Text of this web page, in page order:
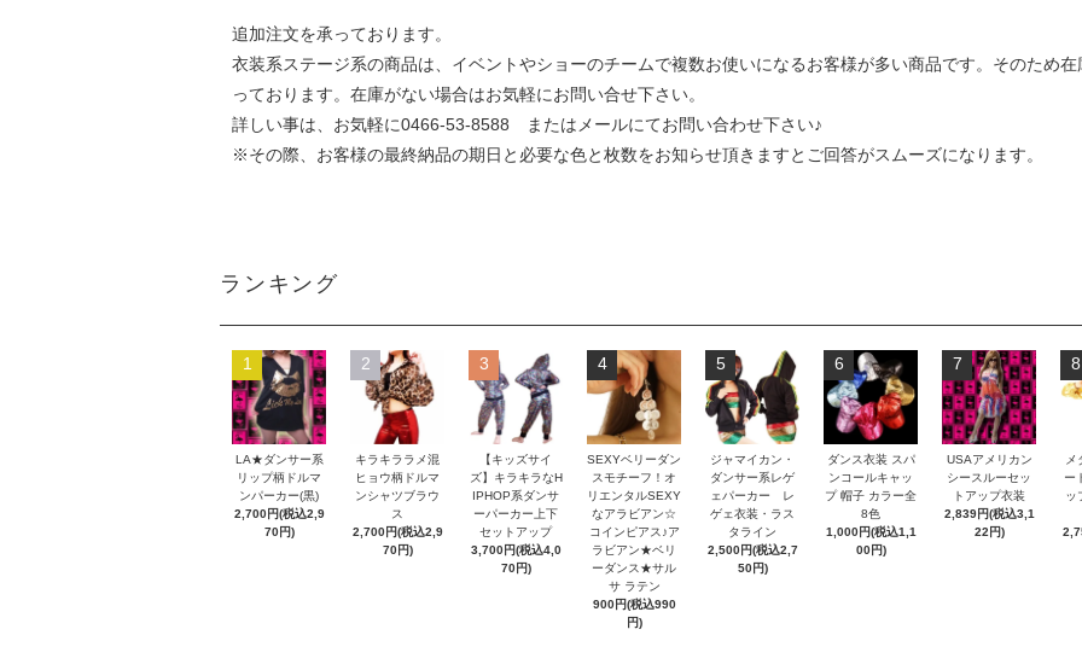
追加注文を承っております。
衣装系ステージ系の商品は、イベントやショーのチームで複数お使いになるお客様が多い商品です。そのため
っております。在庫がない場合はお気軽にお問い合せ下さい。
詳しい事は、お気軽に0466-53-8588 または メールにてお問い合わせ下さい♪
※その際、お客様の最終納品の期日と必要な色と枚数をお知らせ頂きますとご回答がスムーズになります。
ランキング
1
LA★ダンサー系
リップ柄ドルマ
ンパーカー(黒)
2,700円(税込2,9
70円)
2
キラキララメ混
ヒョウ柄ドルマ
ンシャツブラウ
ス
2,700円(税込2,9
70円)
3
【キッズサイ
ズ】キラキラなH
IPHOP系ダンサ
ーパーカー上下
セットアップ
3,700円(税込4,0
70円)
4
SEXYベリーダン
スモチーフ！オ
リエンタルSEXY
なアラビアン☆
コインピアス♪ア
ラビアン★ベリ
ーダンス★サル
サ ラテン
900円(税込990
円)
5
ジャマイカン・
ダンサー系レゲ
ェパーカー レ
ゲェ衣装・ラス
タライン
2,500円(税込2,7
50円)
6
ダンス衣装 スパ
ンコールキャッ
プ 帽子 カラー全
8色
1,000円(税込1,1
00円)
7
USAアメリカン
シースルーセッ
トアップ衣装
2,839円(税込3,1
22円)
8
メ
ー
ッ